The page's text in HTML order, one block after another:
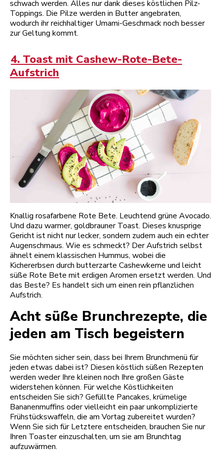
schwach werden. Alles nur dank dieses köstlichen Pilz-
Toppings. Die Pilze werden in Butter angebraten,
wodurch ihr reichhaltiger Umami-Geschmack noch besser
zur Geltung kommt.
4. Toast mit Cashew-Rote-Bete-
Aufstrich
Knallig rosafarbene Rote Bete. Leuchtend grüne Avocado.
Und dazu warmer, goldbrauner Toast. Dieses knusprige
Gericht ist nicht nur lecker, sondern zudem auch ein echter
Augenschmaus. Wie es schmeckt? Der Aufstrich selbst
ähnelt einem klassischen Hummus, wobei die
Kichererbsen durch butterzarte Cashewkerne und leicht
süße Rote Bete mit erdigen Aromen ersetzt werden. Und
das Beste? Es handelt sich um einen rein pflanzlichen
Aufstrich.
Acht süße Brunchrezepte, die
jeden am Tisch begeistern
Sie möchten sicher sein, dass bei Ihrem Brunchmenü für
jeden etwas dabei ist? Diesen köstlich süßen Rezepten
werden weder Ihre kleinen noch Ihre großen Gäste
widerstehen können. Für welche Köstlichkeiten
entscheiden Sie sich? Gefüllte Pancakes, krümelige
Bananenmuffins oder vielleicht ein paar unkomplizierte
Frühstückswaffeln, die am Vortag zubereitet wurden?
Wenn Sie sich für Letztere entscheiden, brauchen Sie nur
Ihren Toaster einzuschalten, um sie am Brunchtag
aufzuwärmen.